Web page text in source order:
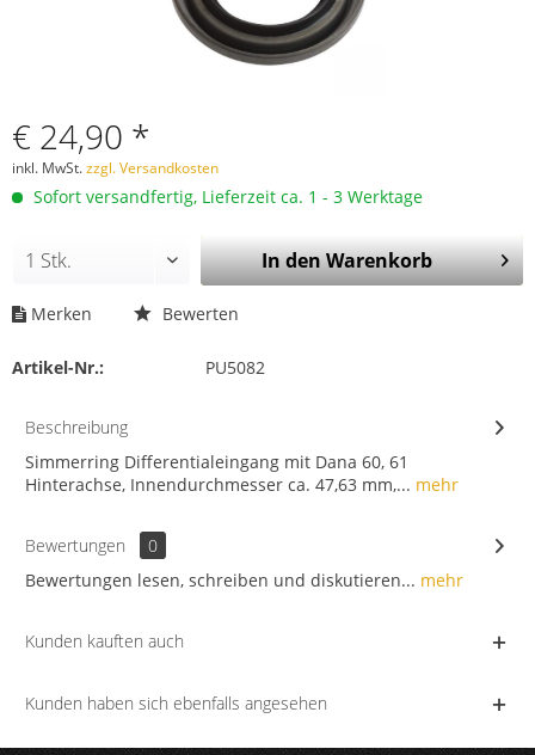
€ 24,90 *
inkl. MwSt.zzgl. Versandkosten
Sofort versandfertig, Lieferzeit ca. 1 - 3 Werktage
In denWarenkorb
Merken Bewerten
Artikel-Nr.: PU5082
Beschreibung
Simmerring Differentialeingang mit Dana 60, 61
Hinterachse, Innendurchmesser ca. 47,63 mm,... mehr
Bewertungen
0
Bewertungen lesen, schreiben und diskutieren... mehr
Kunden kauften auch
Kunden haben sich ebenfalls angesehen